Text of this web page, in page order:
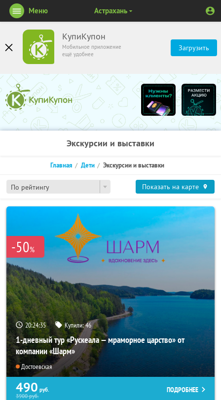
КупиКупон
Мобильное приложение
ещё удобнее
Загрузить
Меню Астрахань
Экскурсии и выставки
По рейтингу
Главная Дети Экскурсии и выставки
Показать на карте
-50%
20:24:34 Купили:46
1-дневный тур «Рускеала — мраморное царство» от
компании «Шарм»
Достоевская
490 руб.
3900руб.
ПОДРОБНЕЕ